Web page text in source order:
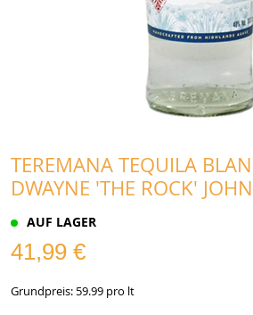
TEREMANA TEQUILA
DWAYNE 'THE ROCK'
AUF LAGER
41,99 €
Grundpreis: 59.99 pro lt